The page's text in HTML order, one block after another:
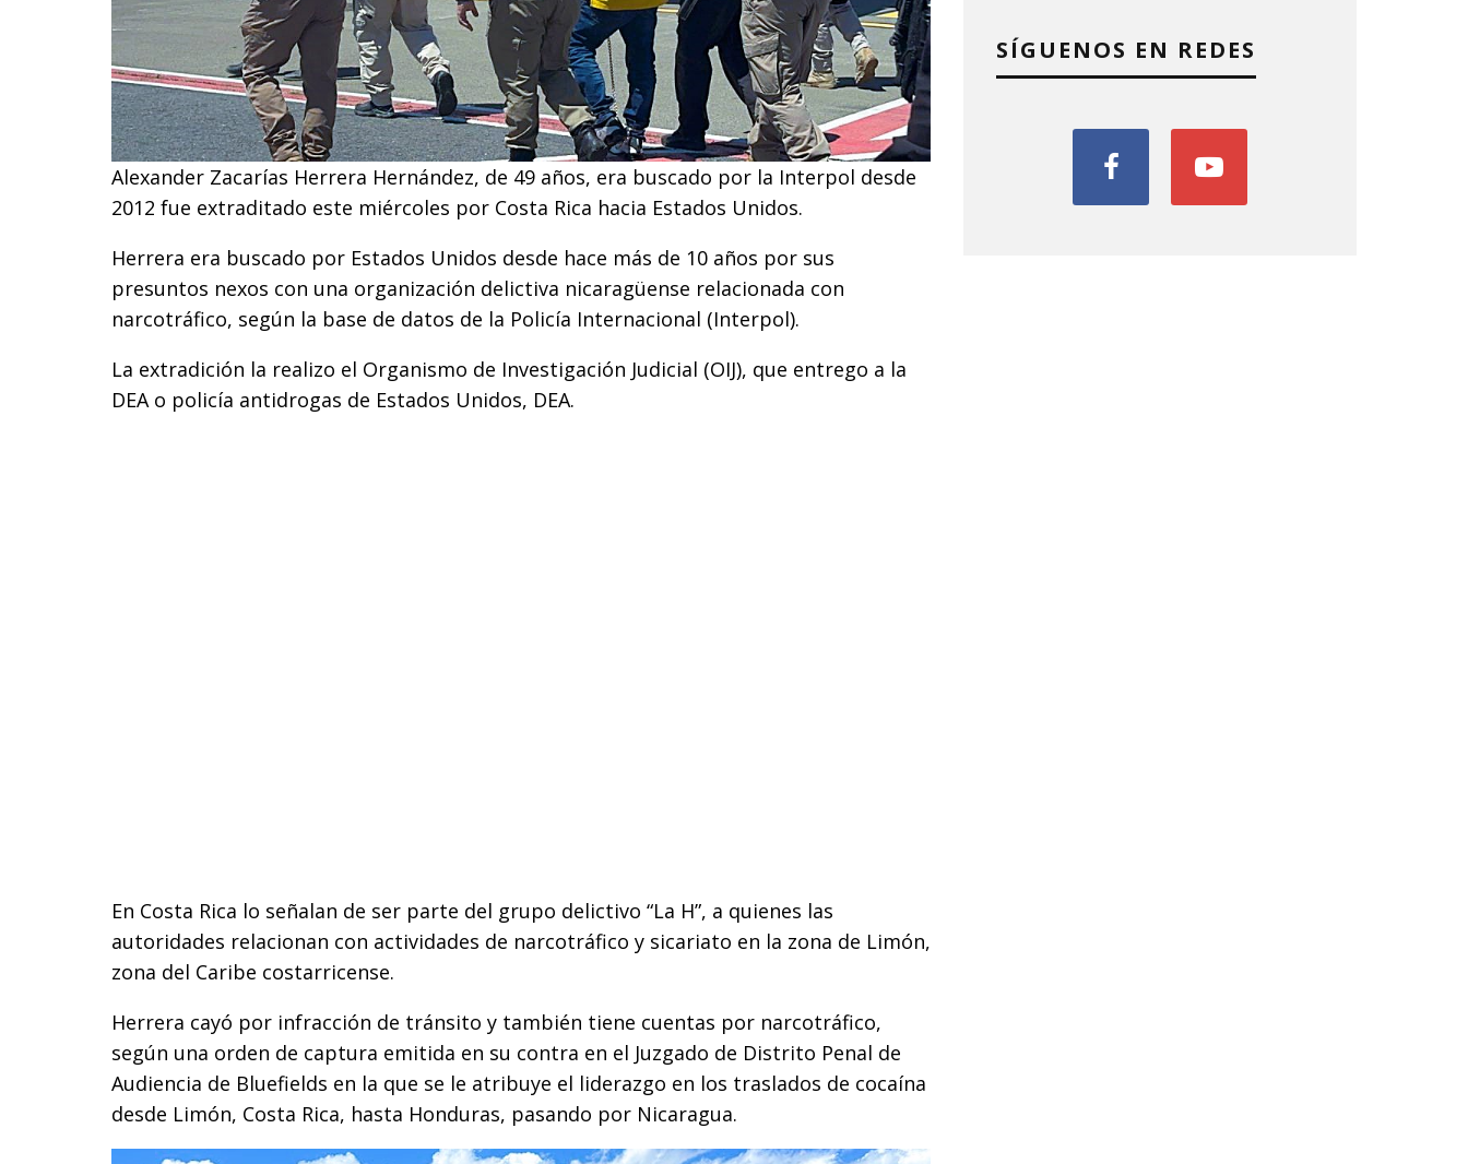
Alexander Zacarías Herrera Hernández, de 49 años, era buscado por la Interpol desde
2012 fue extraditado este miércoles por Costa Rica hacia Estados Unidos.
Herrera era buscado por Estados Unidos desde hace más de 10 años por sus
presuntos nexos con una organización delictiva nicaragüense relacionada con
narcotráfico, según la base de datos de la Policía Internacional (Interpol).
La extradición la realizo el Organismo de Investigación Judicial (OIJ), que entrego a la
DEA o policía antidrogas de Estados Unidos, DEA.
En Costa Rica lo señalan de ser parte del grupo delictivo “La H”, a quienes las
autoridades relacionan con actividades de narcotráfico y sicariato en la zona de Limón,
zona del Caribe costarricense.
Herrera cayó por infracción de tránsito y también tiene cuentas por narcotráfico,
según una orden de captura emitida en su contra en el Juzgado de Distrito Penal de
Audiencia de Bluefields en la que se le atribuye el liderazgo en los traslados de cocaína
desde Limón, Costa Rica, hasta Honduras, pasando por Nicaragua.
SÍGUENOS EN REDES